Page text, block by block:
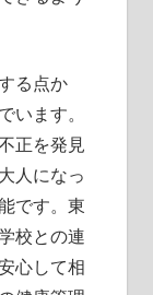
る点か
います。
正を発見
人になっ
です。東
校との連
心して相